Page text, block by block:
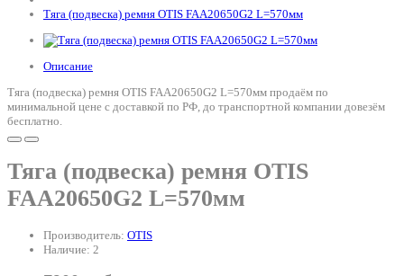
Тяга (подвеска) ремня OTIS FAA20650G2 L=570мм
Описание
Тяга (подвеска) ремня OTIS FAA20650G2 L=570мм продаём по
минимальной цене с доставкой по РФ, до транспортной компании довезём
бесплатно.
Тяга (подвеска) ремня OTIS
FAA20650G2 L=570мм
Производитель: OTIS
Наличие: 2